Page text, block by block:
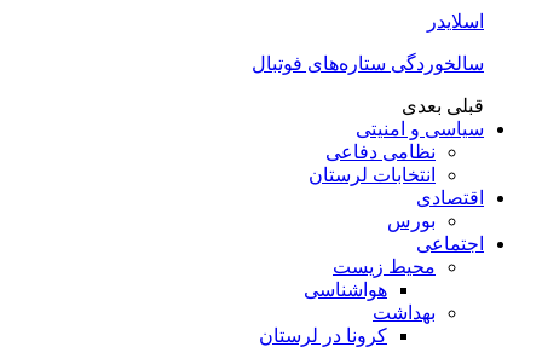
اسلایدر
سالخوردگی ستاره‌های فوتبال
قبلی بعدی
سیاسی و امنیتی
نظامی دفاعی
انتخابات لرستان
اقتصادی
بورس
اجتماعی
محیط زیست
هواشناسی
بهداشت
کرونا در لرستان